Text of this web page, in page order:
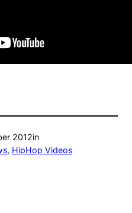
2012in
, HipHop Videos